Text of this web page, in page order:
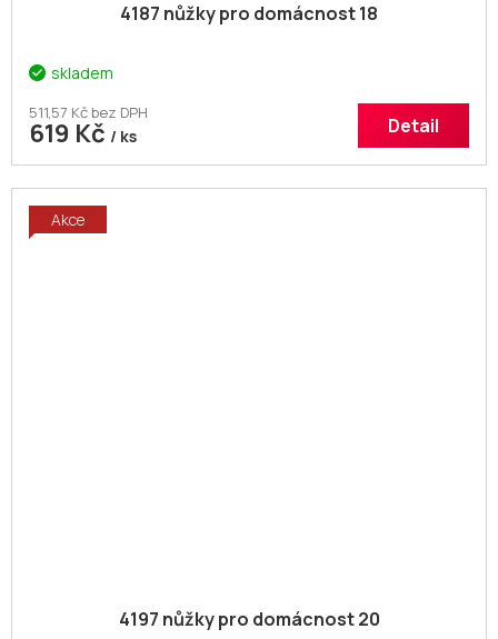
4187 nůžky pro domácnost 18
skladem
511,57 Kč bez DPH
619 Kč / ks Detail
Akce
4197 nůžky pro domácnost 20